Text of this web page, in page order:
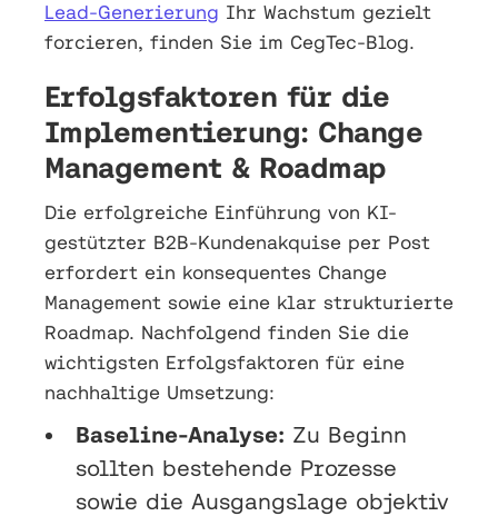
Lead-Generierung Ihr Wachstum gezielt
forcieren, finden Sie im CegTec-Blog.
Erfolgsfaktoren für die
Implementierung: Change
Management & Roadmap
Die erfolgreiche Einführung von KI-
gestützter B2B-Kundenakquise per Post
erfordert ein konsequentes Change
Management sowie eine klar strukturierte
Roadmap. Nachfolgend finden Sie die
wichtigsten Erfolgsfaktoren für eine
nachhaltige Umsetzung:
Baseline-Analyse: Zu Beginn
sollten bestehende Prozesse
sowie die Ausgangslage objektiv